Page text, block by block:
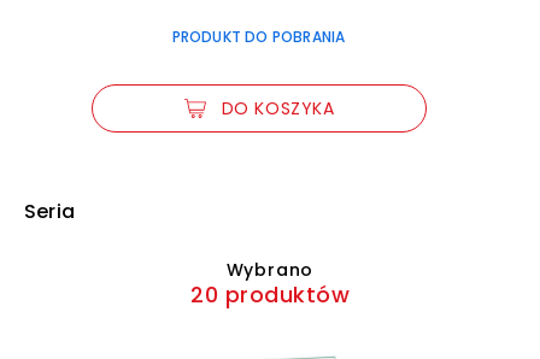
PRODUKT DO POBRANIA
DO KOSZYKA
Seria
Wybrano
20 produktów